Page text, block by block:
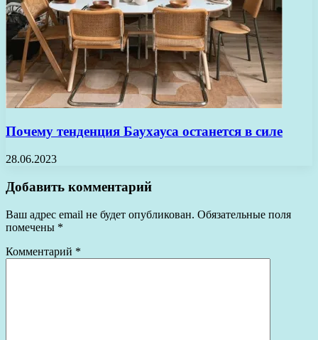
Почему тенденция Баухауса останется в силе
28.06.2023
Добавить комментарий
Ваш адрес email не будет опубликован. Обязательные поля
помечены *
Комментарий *